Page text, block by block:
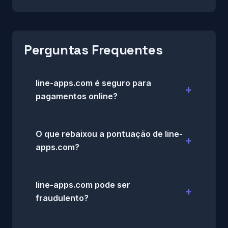
Perguntas Frequentes
line-apps.com é seguro para
pagamentos online?
O que rebaixou a pontuação de line-
apps.com?
line-apps.com pode ser
fraudulento?